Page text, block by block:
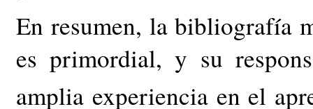
En resumen, la bibliografía
es primordial, y su
amplia experiencia en el